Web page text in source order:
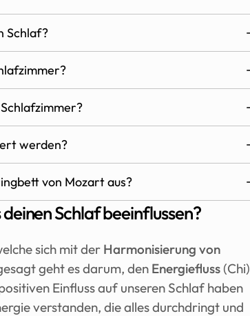
Schlaf?
werden?
von Mozart aus?
Schlaf beeinflussen?
sich mit der Harmonisierung von
geht es darum, den Energiefluss (Chi)
Einfluss auf unseren Schlaf haben
verstanden, die alles durchdringt und